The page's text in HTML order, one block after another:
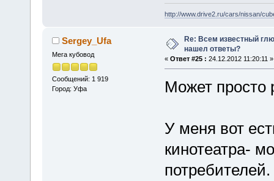
http://www.drive2.ru/cars/nissan/
Sergey_Ufa
Мега кубовод
Сообщений: 1 919
Город: Уфа
Re: Всем известный
нашел ответы?
« Ответ #25 : 24.12.2012 11:20:11 »
Может просто
У меня вот
кинотеатра-
потребителей.